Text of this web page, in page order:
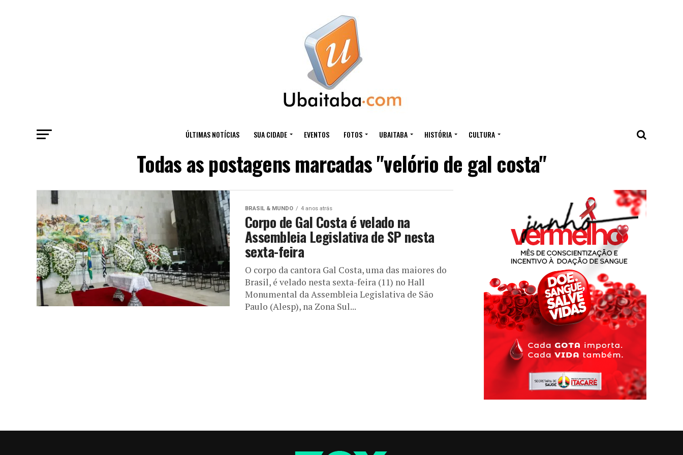
ÚLTIMAS NOTÍCIAS SUA CIDADE EVENTOS FOTOS UBAITABA HISTÓRIA CULTURA
Todas as postagens marcadas "velório de gal costa"
BRASIL & MUNDO 4 anos atrás
Corpo de Gal Costa é velado na
Assembleia Legislativa de SP nesta
sexta-feira
O corpo da cantora Gal Costa, uma das maiores do
Brasil, é velado nesta sexta-feira (11) no Hall
Monumental da Assembleia Legislativa de São
Paulo (Alesp), na Zona Sul...